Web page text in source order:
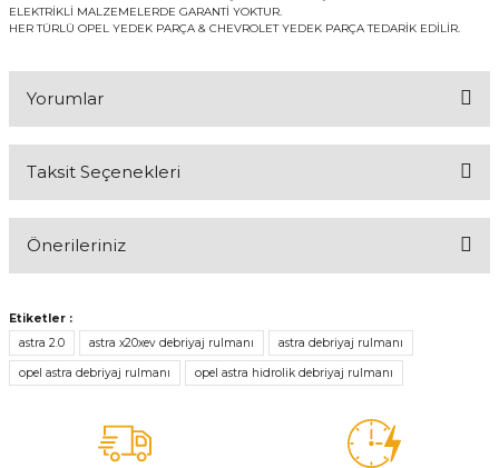
ELEKTRİKLİ MALZEMELERDE GARANTİ YOKTUR.
HER TÜRLÜ OPEL YEDEK PARÇA & CHEVROLET YEDEK PARÇA TEDARİK EDİLİR.
Yorumlar
Taksit Seçenekleri
Önerileriniz
konularda yetersiz gördüğünüz noktaları öneri formunu kullanarak
tarafımıza iletebilirsiniz.
Görüş ve önerileriniz için teşekkür ederiz.
Ürün resmi kalitesiz, bozuk veya görüntülenemiyor.
Ürün açıklamasında eksik bilgiler bulunuyor.
Etiketler :
astra 2.0
astra x20xev debriyaj rulmanı astra debriyaj rulmanı
opel astra debriyaj rulmanı opel astra hidrolik debriyaj rulmanı